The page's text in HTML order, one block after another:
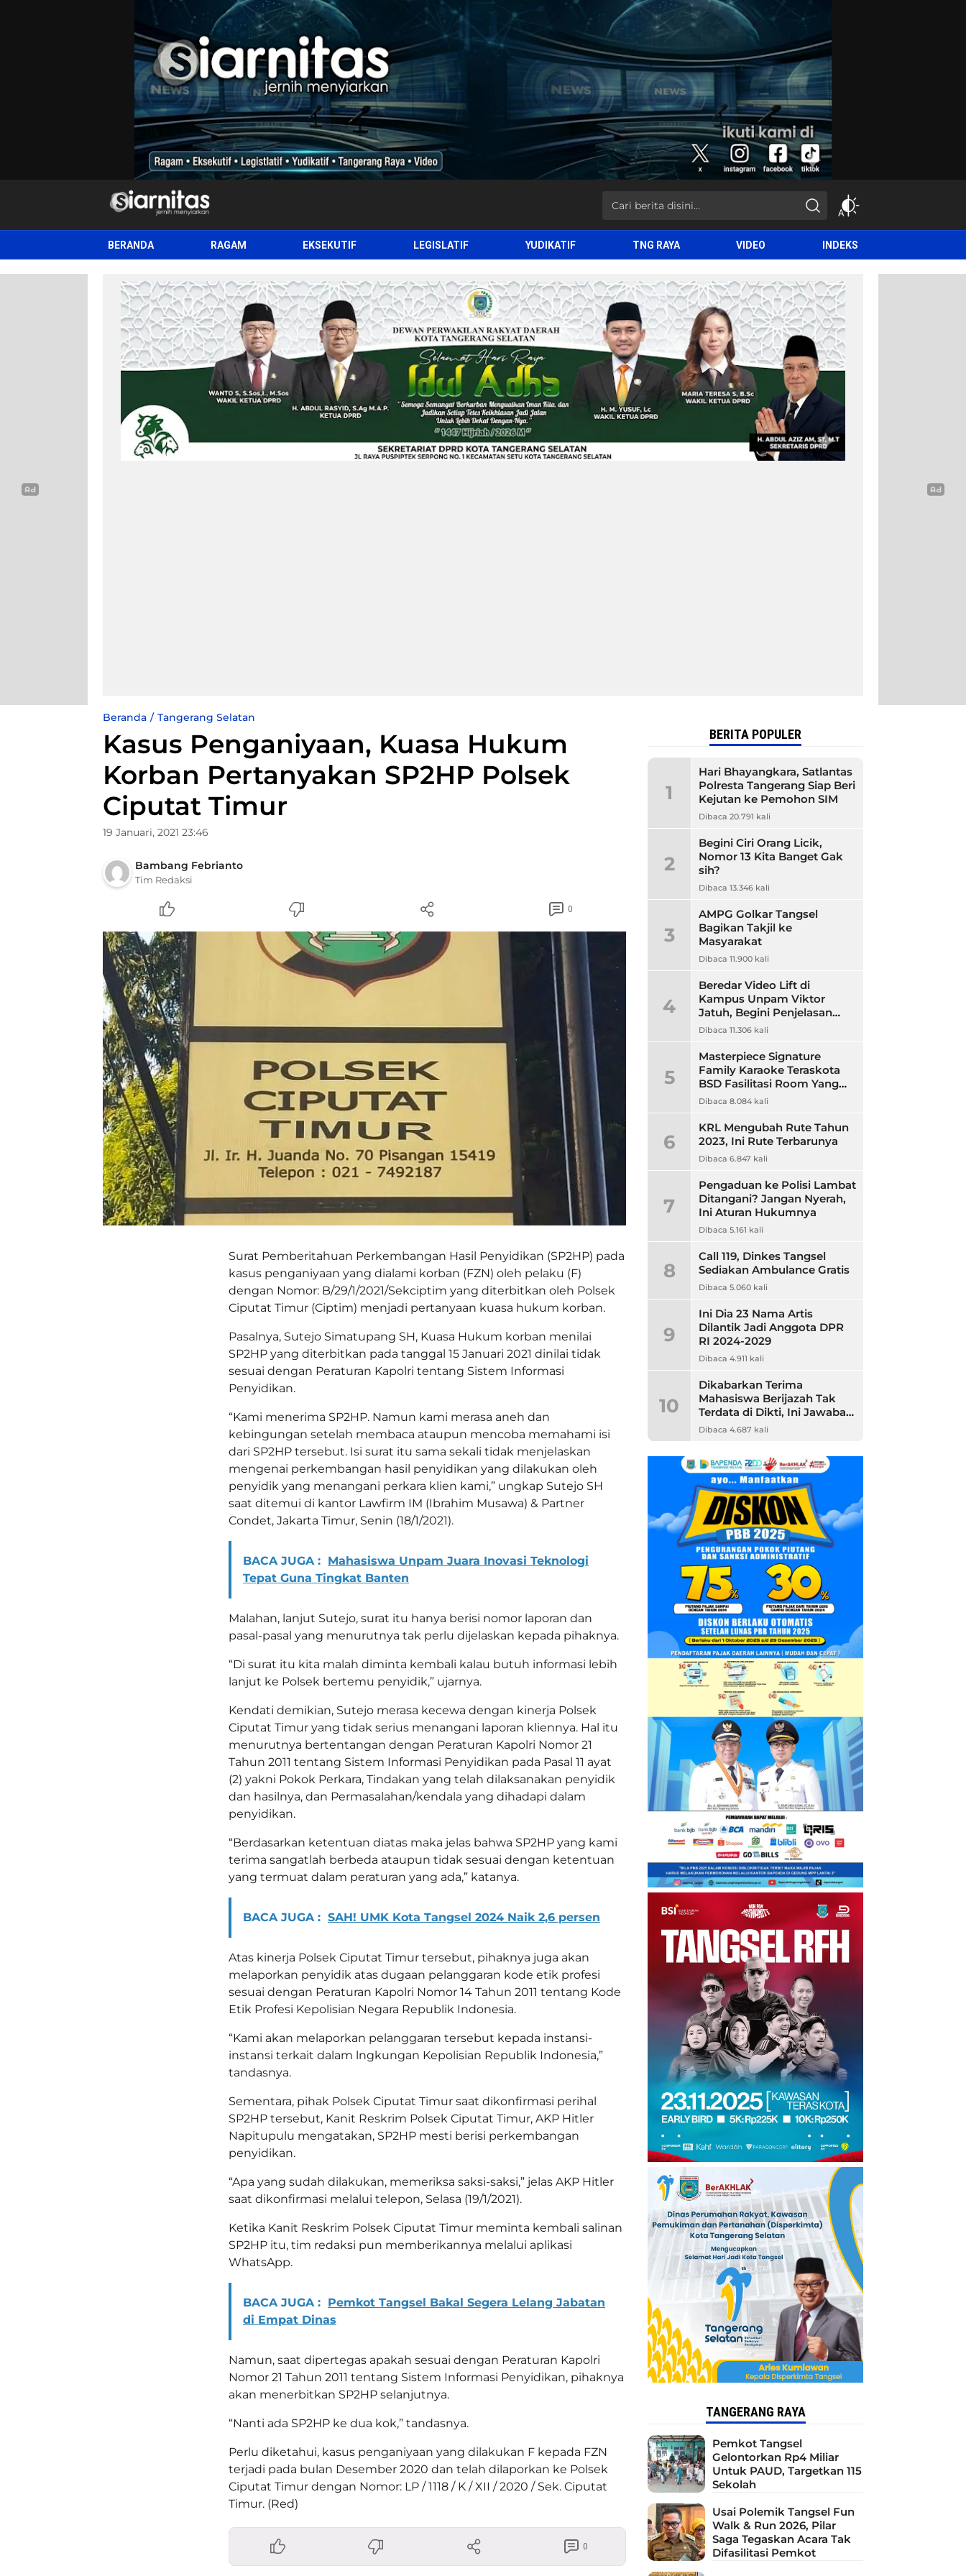
siarnitas
Jernih Menyiarkan
BERANDA RAGAM EKSEKUTIF LEGISLATIF YUDIKATIF TNG RAYA VIDEO INDEKS
Beranda Tangerang Selatan
Kasus Penganiyaan, Kuasa Hukum
Korban Pertanyakan SP2HP Polsek
Ciputat Timur
19 Januari, 2021 23:46
Bambang Febrianto
Tim Redaksi
0
Surat Pemberitahuan Perkembangan Hasil Penyidikan (SP2HP) pada
kasus penganiyaan yang dialami korban (FZN) oleh pelaku (F)
dengan Nomor: B/29/1/2021/Sekciptim yang diterbitkan oleh Polsek
Ciputat Timur (Ciptim) menjadi pertanyaan kuasa hukum korban.
Pasalnya, Sutejo Simatupang SH, Kuasa Hukum korban menilai
SP2HP yang diterbitkan pada tanggal 15 Januari 2021 dinilai tidak
sesuai dengan Peraturan Kapolri tentang Sistem Informasi
Penyidikan.
“Kami menerima SP2HP. Namun kami merasa aneh dan
kebingungan setelah membaca ataupun mencoba memahami isi
dari SP2HP tersebut. Isi surat itu sama sekali tidak menjelaskan
mengenai perkembangan hasil penyidikan yang dilakukan oleh
penyidik yang menangani perkara klien kami,” ungkap Sutejo SH
saat ditemui di kantor Lawfirm IM (Ibrahim Musawa) & Partner
Condet, Jakarta Timur, Senin (18/1/2021).
BACA JUGA : Mahasiswa Unpam Juara Inovasi Teknologi
Tepat Guna Tingkat Banten
Malahan, lanjut Sutejo, surat itu hanya berisi nomor laporan dan
pasal-pasal yang menurutnya tak perlu dijelaskan kepada pihaknya.
“Di surat itu kita malah diminta kembali kalau butuh informasi lebih
lanjut ke Polsek bertemu penyidik,” ujarnya.
Kendati demikian, Sutejo merasa kecewa dengan kinerja Polsek
Ciputat Timur yang tidak serius menangani laporan kliennya. Hal itu
menurutnya bertentangan dengan Peraturan Kapolri Nomor 21
Tahun 2011 tentang Sistem Informasi Penyidikan pada Pasal 11 ayat
(2) yakni Pokok Perkara, Tindakan yang telah dilaksanakan penyidik
dan hasilnya, dan Permasalahan/kendala yang dihadapi dalam
penyidikan.
“Berdasarkan ketentuan diatas maka jelas bahwa SP2HP yang kami
terima sangatlah berbeda ataupun tidak sesuai dengan ketentuan
yang termuat dalam peraturan yang ada,” katanya.
BACA JUGA : SAH! UMK Kota Tangsel 2024 Naik 2,6 persen
Atas kinerja Polsek Ciputat Timur tersebut, pihaknya juga akan
melaporkan penyidik atas dugaan pelanggaran kode etik profesi
sesuai dengan Peraturan Kapolri Nomor 14 Tahun 2011 tentang Kode
Etik Profesi Kepolisian Negara Republik Indonesia.
“Kami akan melaporkan pelanggaran tersebut kepada instansi-
instansi terkait dalam lngkungan Kepolisian Republik Indonesia,”
tandasnya.
Sementara, pihak Polsek Ciputat Timur saat dikonfirmasi perihal
SP2HP tersebut, Kanit Reskrim Polsek Ciputat Timur, AKP Hitler
Napitupulu mengatakan, SP2HP mesti berisi perkembangan
penyidikan.
“Apa yang sudah dilakukan, memeriksa saksi-saksi,” jelas AKP Hitler
saat dikonfirmasi melalui telepon, Selasa (19/1/2021).
Ketika Kanit Reskrim Polsek Ciputat Timur meminta kembali salinan
SP2HP itu, tim redaksi pun memberikannya melalui aplikasi
WhatsApp.
BACA JUGA : Pemkot Tangsel Bakal Segera Lelang Jabatan
di Empat Dinas
Namun, saat dipertegas apakah sesuai dengan Peraturan Kapolri
Nomor 21 Tahun 2011 tentang Sistem Informasi Penyidikan, pihaknya
akan menerbitkan SP2HP selanjutnya.
“Nanti ada SP2HP ke dua kok,” tandasnya.
Perlu diketahui, kasus penganiyaan yang dilakukan F kepada FZN
terjadi pada bulan Desember 2020 dan telah dilaporkan ke Polsek
Ciputat Timur dengan Nomor: LP / 1118 / K / XII / 2020 / Sek. Ciputat
Timur. (Red)
0
BERITA POPULER
1
Hari Bhayangkara, Satlantas
Polresta Tangerang Siap Beri
Kejutan ke Pemohon SIM
Dibaca 20.791 kali
2
Begini Ciri Orang Licik,
Nomor 13 Kita Banget Gak
sih?
Dibaca 13.346 kali
3
AMPG Golkar Tangsel
Bagikan Takjil ke
Masyarakat
Dibaca 11.900 kali
4
Beredar Video Lift di
Kampus Unpam Viktor
Jatuh, Begini Penjelasan
Rektor Unpam
Dibaca 11.306 kali
5
Masterpiece Signature
Family Karaoke Teraskota
BSD Fasilitasi Room Yang
Nyaman dan Harga
Dibaca 8.084 kali
6
KRL Mengubah Rute Tahun
2023, Ini Rute Terbarunya
Dibaca 6.847 kali
7
Pengaduan ke Polisi Lambat
Ditangani? Jangan Nyerah,
Ini Aturan Hukumnya
Dibaca 5.161 kali
8
Call 119, Dinkes Tangsel
Sediakan Ambulance Gratis
Dibaca 5.060 kali
9
Ini Dia 23 Nama Artis
Dilantik Jadi Anggota DPR
RI 2024-2029
Dibaca 4.911 kali
10
Dikabarkan Terima
Mahasiswa Berijazah Tak
Terdata di Dikti, Ini Jawaban
Unpam
Dibaca 4.687 kali
TANGERANG RAYA
Pemkot Tangsel
Gelontorkan Rp4 Miliar
Untuk PAUD, Targetkan 115
Sekolah
Usai Polemik Tangsel Fun
Walk & Run 2026, Pilar
Saga Tegaskan Acara Tak
Difasilitasi Pemkot